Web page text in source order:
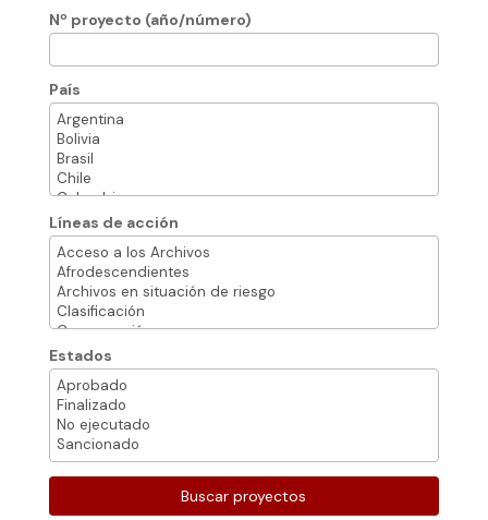
Nº proyecto (año/número)
País
Líneas de acción
Estados